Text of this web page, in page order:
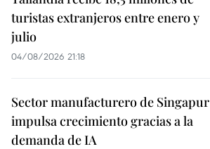
turistas extranjeros entre enero y
julio
04/08/2026 21:18
Sector manufacturero de Singapur
impulsa crecimiento gracias a la
demanda de IA